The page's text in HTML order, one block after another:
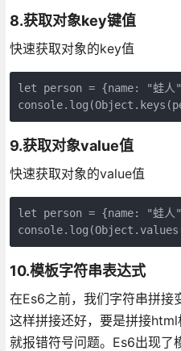
8.获取对象key键值
快速获取对象的key值
let person = {name: "蛙
9.获取对象value值
快速获取对象的value值
let person = {name: "蛙
10.模板字符串表达式
在Es6之前，我们字符串拼接
这样拼接还好，要是拼接
就报错符号问题。Es6出现